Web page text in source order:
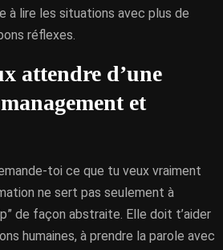
à lire les situations avec plus de
réflexes.
attendre d’une
et
toi ce que tu veux vraiment
ne sert pas seulement à
de façon abstraite. Elle doit t’aider
humaines, à prendre la parole avec